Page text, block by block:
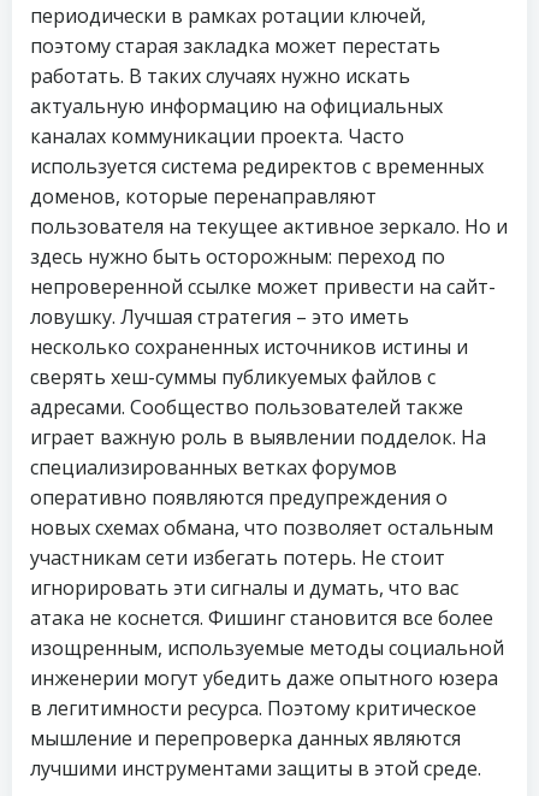
периодически в рамках ротации ключей,
поэтому старая закладка может перестать
работать. В таких случаях нужно искать
актуальную информацию на официальных
каналах коммуникации проекта. Часто
используется система редиректов с временных
доменов, которые перенаправляют
пользователя на текущее активное зеркало. Но и
здесь нужно быть осторожным: переход по
непроверенной ссылке может привести на сайт-
ловушку. Лучшая стратегия – это иметь
несколько сохраненных источников истины и
сверять хеш-суммы публикуемых файлов с
адресами. Сообщество пользователей также
играет важную роль в выявлении подделок. На
специализированных ветках форумов
оперативно появляются предупреждения о
новых схемах обмана, что позволяет остальным
участникам сети избегать потерь. Не стоит
игнорировать эти сигналы и думать, что вас
атака не коснется. Фишинг становится все более
изощренным, используемые методы социальной
инженерии могут убедить даже опытного юзера
в легитимности ресурса. Поэтому критическое
мышление и перепроверка данных являются
лучшими инструментами защиты в этой среде.